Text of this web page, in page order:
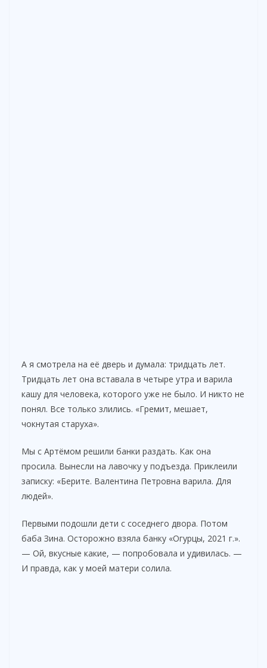
А я смотрела на её дверь и думала: тридцать лет.
Тридцать лет она вставала в четыре утра и варила
кашу для человека, которого уже не было. И никто не
понял. Все только злились. «Гремит, мешает,
чокнутая старуха».
Мы с Артёмом решили банки раздать. Как она
просила. Вынесли на лавочку у подъезда. Приклеили
записку: «Берите. Валентина Петровна варила. Для
людей».
Первыми подошли дети с соседнего двора. Потом
баба Зина. Осторожно взяла банку «Огурцы, 2021 г.».
— Ой, вкусные какие, — попробовала и удивилась. —
И правда, как у моей матери солила.